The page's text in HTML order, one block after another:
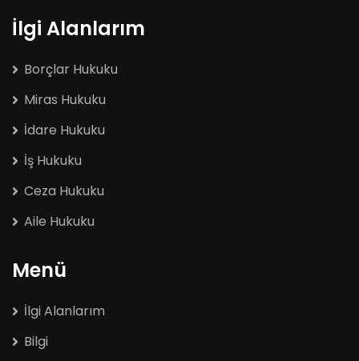
İlgi Alanlarım
Borçlar Hukuku
Miras Hukuku
İdare Hukuku
İş Hukuku
Ceza Hukuku
Aile Hukuku
Menü
İlgi Alanlarım
Bilgi